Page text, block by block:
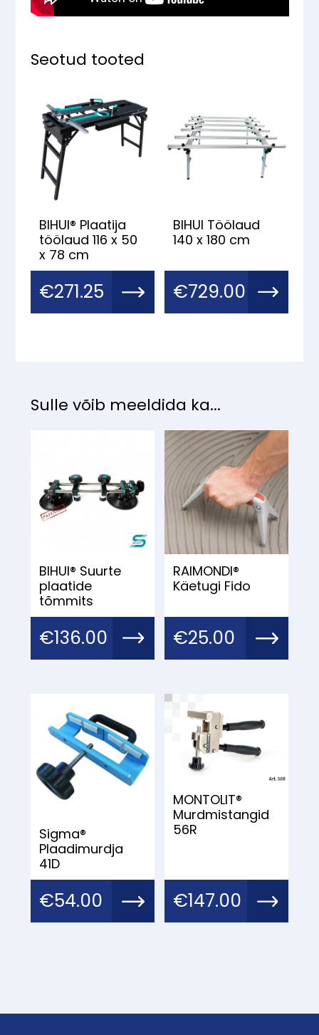
Seotud tooted
BIHUI® Plaatija
töölaud 116 x 50
x 78 cm
€271.25
BIHUI Töölaud
140 x 180 cm
€729.00
Sulle võib meeldida ka...
BIHUI® Suurte
plaatide
tõmmits
€136.00
RAIMONDI®
Käetugi Fido
€25.00
Sigma®
Plaadimurdja
41D
€54.00
MONTOLIT®
Murdmistangid
56R
€147.00